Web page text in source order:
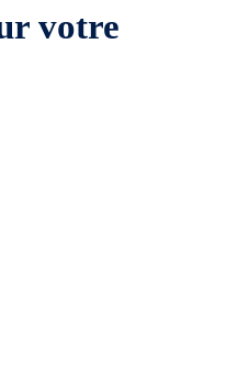
votre